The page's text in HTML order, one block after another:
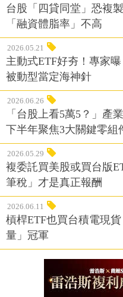
台股「四貸同堂」恐複
「融資體脂率」不高
2026.05.21
主動式ETF好夯！專家
被動型當定海神針
2026.06.26
「台股上看5萬5？」產
下半年聚焦3大關鍵零組
2026.05.29
複委託買美股或買台版
筆稅」才是真正報酬
2026.06.11
槓桿ETF也買台積電現
量」冠軍